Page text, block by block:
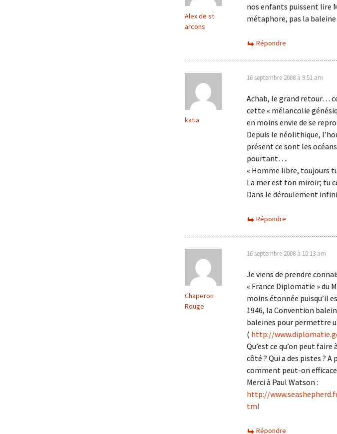
Alex de st
arcons
nos enfants puissent lire
métaphore, pas la
Répondre
katia
16 septembre 2008 à 9:51 am
Achab, le grand retour…
cette « mélancolie
en moins envie de se
Depuis le néolithique,
présent ce sont les
pourtant….
« Homme libre, toujours
La mer est ton miroir; tu
Dans le déroulement
Répondre
Chaperon
Rouge
16 septembre 2008 à 10:13 am
Je viens de prendre
« France Diplomatie » du
moins étonnée puisqu’il
1946, la Convention
baleines pour permettre
( http://
Qu’est ce qu’on peut
côté ? Qui a des pistes ?
comment peut-on
Merci à Paul Watson :
http://
tml
Répondre